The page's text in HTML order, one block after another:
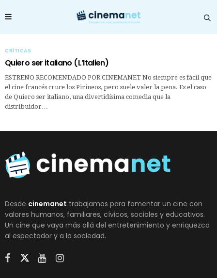
CRÍTICAS
Quiero ser italiano (L’Italien)
ESTRENO RECOMENDADO POR CINEMANET No siempre es fácil que
el cine francés cruce los Pirineos, pero suele valer la pena. Es el caso
de Quiero ser italiano, una divertidísima comedia que la
distribuidor…
Desde cinemanet trabajamos para fomentar un cine con
valores humanos, familiares, cívicos, sociales y educativos.
Un cine que vaya más allá del entretenimiento y enriquezca
al espectador y a la sociedad.